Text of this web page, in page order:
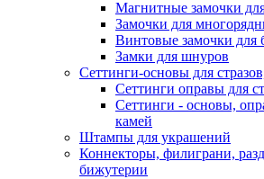
Магнитные замочки
Замочки для
Винтовые замочки для
Замки для шнуров
Сеттинги-основы для
Сеттинги оправы для
Сеттинги - основы,
камей
Штампы для украшений
Коннекторы, филиграни,
бижутерии